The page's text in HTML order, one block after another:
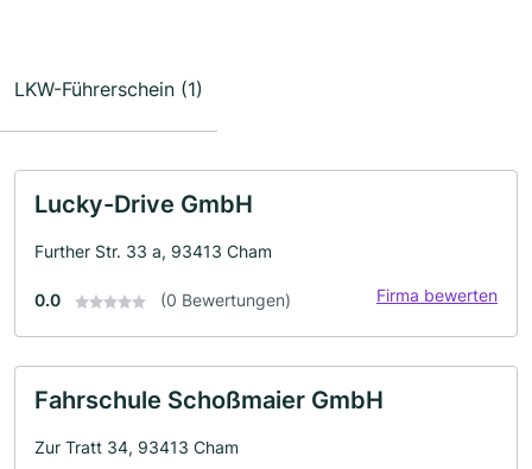
LKW-Führerschein (1)
Lucky-Drive GmbH
Further Str. 33 a, 93413 Cham
0.0 (0 Bewertungen) Firma bewerten
Fahrschule Schoßmaier GmbH
Zur Tratt 34, 93413 Cham